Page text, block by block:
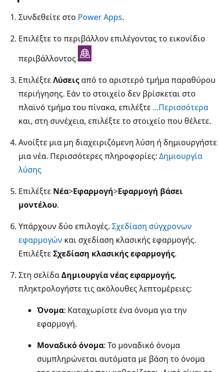
Συνδεθείτε στο Power Apps.
Επιλέξτε το περιβάλλον επιλέγοντας το εικονίδιο
περιβάλλοντος
ΕπιλέξτεΛύσειςαπό το αριστερό τμήμα παραθύρου
περιήγησης. Εάν το στοιχείο δεν βρίσκεται στο
πλαϊνό τμήμα του πίνακα, επιλέξτε ...Περισσότερα
και, στη συνέχεια, επιλέξτε το στοιχείο που θέλετε.
Ανοίξτε μια μη διαχειριζόμενη λύση ή δημιουργήστε
μια νέα. Περισσότερες πληροφορίες: Δημιουργία
λύσης
Επιλέξτε Νέα>Εφαρμογή>Εφαρμογή βάσει
μοντέλου.
Υπάρχουν δύο επιλογές. Σχεδίαση σύγχρονων
εφαρμογών και σχεδίαση κλασικής εφαρμογής.
ΕπιλέξτεΣχεδίαση κλασικής εφαρμογής.
Στη σελίδαΔημιουργία νέας εφαρμογής,
πληκτρολογήστε τις ακόλουθες λεπτομέρειες:
Όνομα: Καταχωρίστε ένα όνομα για την
εφαρμογή.
Μοναδικό όνομα: Το μοναδικό όνομα
συμπληρώνεται αυτόματα με βάση το όνομα